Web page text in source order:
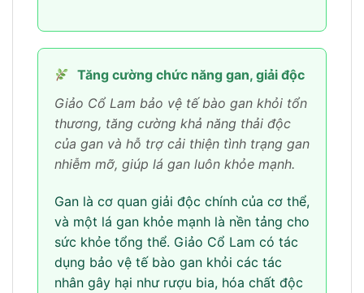
Tăng cường chức năng gan, giải độc
Giảo Cổ Lam bảo vệ tế bào gan khỏi tổn
thương, tăng cường khả năng thải độc
của gan và hỗ trợ cải thiện tình trạng gan
nhiễm mỡ, giúp lá gan luôn khỏe mạnh.
Gan là cơ quan giải độc chính của cơ thể,
và một lá gan khỏe mạnh là nền tảng cho
sức khỏe tổng thể. Giảo Cổ Lam có tác
dụng bảo vệ tế bào gan khỏi các tác
nhân gây hại như rượu bia, hóa chất độc